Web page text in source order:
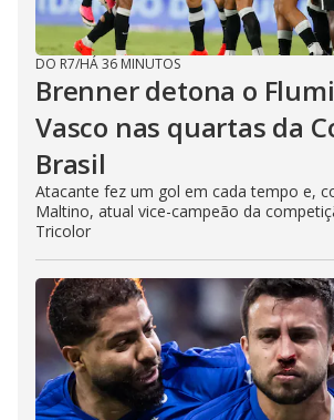
DO R7/HÁ 36 MINUTOS
Brenner detona o
Vasco nas quartas da
Brasil
Atacante fez um gol em cada tempo e,
Maltino, atual vice-campeão da
Tricolor